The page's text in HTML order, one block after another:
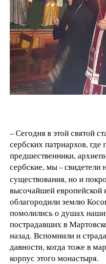
– Сегодня в этой святой
сербских патриархов,
предшественники,
сербские, мы –свидетели
существования, но и
высочайшей европейской
облагородили землю
помолились о душах
пострадавших в
назад. Вспомнили и
давности, когда тоже в
корпус этого монастыря.